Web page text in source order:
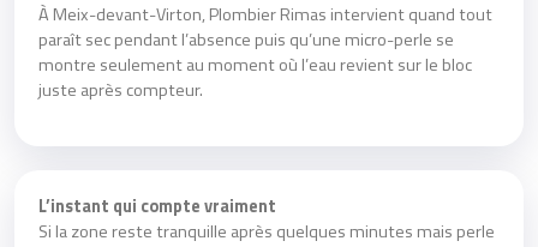
À Meix-devant-Virton, Plombier Rimas intervient quand tout
paraît sec pendant l’absence puis qu’une micro-perle se
montre seulement au moment où l’eau revient sur le bloc
juste après compteur.
L’instant qui compte vraiment
Si la zone reste tranquille après quelques minutes mais perle